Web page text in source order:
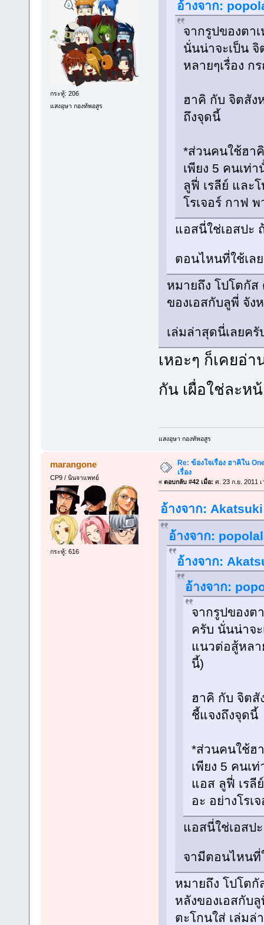
กระทู้: 206
แสงอุษา กองทัพอสูร
อ้างจาก:
จากรูปของตา
นั่นน่าจะเป็น
หลายๆเรื่อง
ฮาคิ กับ จิตสัง
ถึงจุดนี้
*ส่วนคนใช้ฮา
เพียง 5 คนเท่
ลูฟี่ เรลีย์ และ
โรเจอร์ กาฟ
แอสนี่ใช่เอสปะ
ตอนไหนที่ใช้เ
หมายถึง โปโตกัส
ของเอสกับลูพี่ จัง
เล่มล่าสุดนี่เลยค
เหอะๆ ก็เคยอ่
กัน เผื่อใช่ละห
แสงอุษา กองทัพอสูร
marangone
CP9 / นินจาแพทย์
กระทู้: 616
Re: ข้องใจเรื่อง ฮาคิใน
เรื่อง
« ตอบกลับ #42 เมื่อ: ศ. 23 ก.ย. 2011
อ้างจาก:
อ้างจาก:
อ้างจาก:
อ้างจาก:
จากรูปของต
ครับ นั่นน่าจ
แนวต่อสู้หลา
นี้)
ฮาคิ กับ จิตสั
ชี้แจงถึงจุดนี้
*ส่วนคนใช้ฮ
เพียง 5 คนเ
แอส ลูฟี่ เรลี
อะ อย่างโร
แอสนี่ใช่เอสป
จามีตอนไหน
หมายถึง โปโตกั
หลังของเอสกับ
ตะโกนใส่ เล่มล่